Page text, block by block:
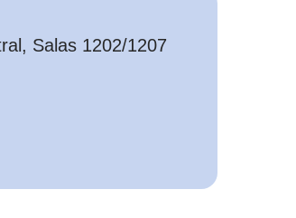
Salas 1202/1207